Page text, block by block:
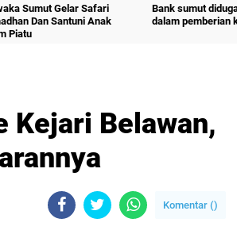
Sumut Gelar Safari
Dan Santuni Anak
Piatu
Bank sumut
dalam pemberian
Kejari Belawan,
Komentar ()